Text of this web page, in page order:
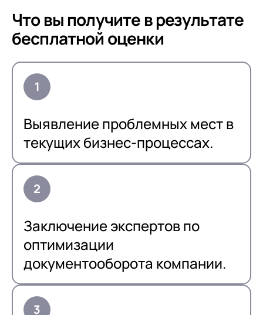
Что вы получите в результате
бесплатной оценки
Выявление проблемных мест в
текущих бизнес-процессах.
Заключение экспертов по
оптимизации
документооборота компании.